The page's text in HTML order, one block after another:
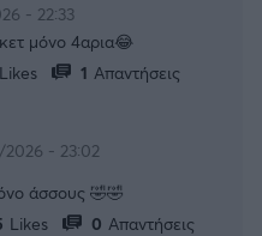
- 22:33
μόνο 4αρια😂
Likes 1 Απαντήσεις
- 23:02
άσσους 🤣🤣
Likes 0 Απαντήσεις